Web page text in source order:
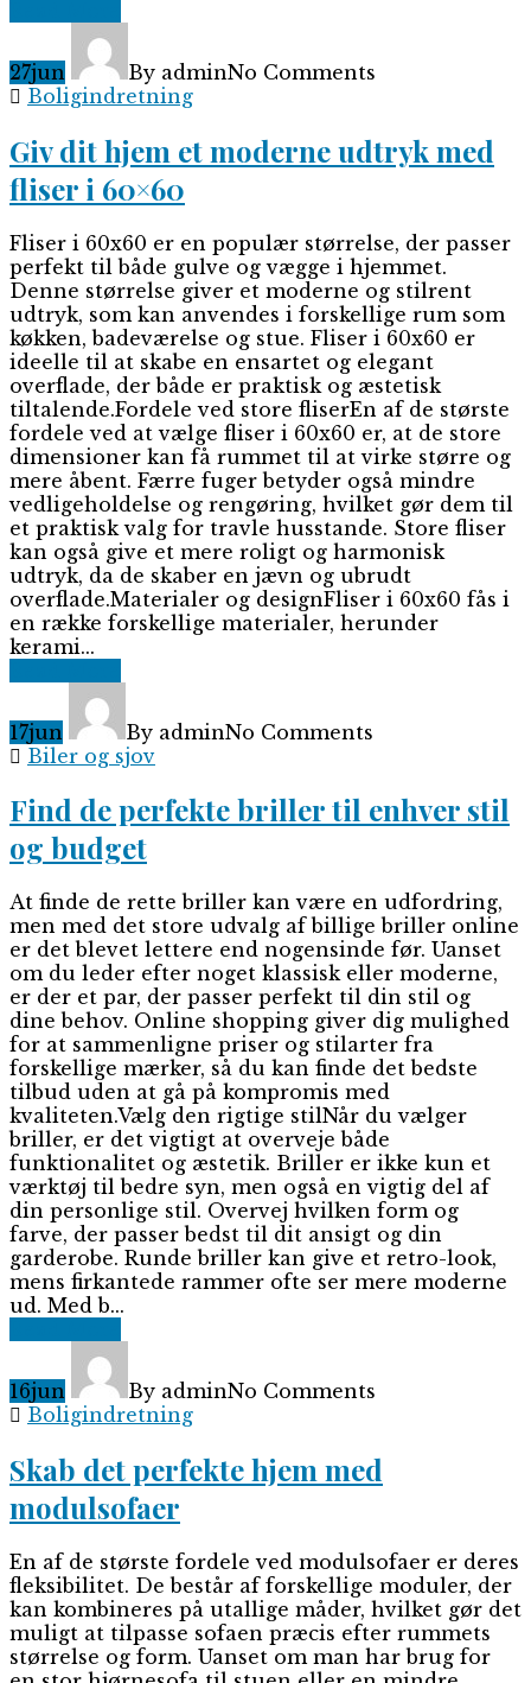
27jun By adminNo Comments
Boligindretning
Giv dit hjem et moderne udtryk med
fliser i 60×60
Fliser i 60x60 er en populær størrelse, der passer
perfekt til både gulve og vægge i hjemmet.
Denne størrelse giver et moderne og stilrent
udtryk, som kan anvendes i forskellige rum som
køkken, badeværelse og stue. Fliser i 60x60 er
ideelle til at skabe en ensartet og elegant
overflade, der både er praktisk og æstetisk
tiltalende.Fordele ved store fliserEn af de største
fordele ved at vælge fliser i 60x60 er, at de store
dimensioner kan få rummet til at virke større og
mere åbent. Færre fuger betyder også mindre
vedligeholdelse og rengøring, hvilket gør dem til
et praktisk valg for travle husstande. Store fliser
kan også give et mere roligt og harmonisk
udtryk, da de skaber en jævn og ubrudt
overflade.Materialer og designFliser i 60x60 fås i
en række forskellige materialer, herunder
kerami...
17jun By adminNo Comments
Biler og sjov
Find de perfekte briller til enhver stil
og budget
At finde de rette briller kan være en udfordring,
men med det store udvalg af billige briller online
er det blevet lettere end nogensinde før. Uanset
om du leder efter noget klassisk eller moderne,
er der et par, der passer perfekt til din stil og
dine behov. Online shopping giver dig mulighed
for at sammenligne priser og stilarter fra
forskellige mærker, så du kan finde det bedste
tilbud uden at gå på kompromis med
kvaliteten.Vælg den rigtige stilNår du vælger
briller, er det vigtigt at overveje både
funktionalitet og æstetik. Briller er ikke kun et
værktøj til bedre syn, men også en vigtig del af
din personlige stil. Overvej hvilken form og
farve, der passer bedst til dit ansigt og din
garderobe. Runde briller kan give et retro-look,
mens firkantede rammer ofte ser mere moderne
ud. Med b...
16jun By adminNo Comments
Boligindretning
Skab det perfekte hjem med
modulsofaer
En af de største fordele ved modulsofaer er deres
fleksibilitet. De består af forskellige moduler, der
kan kombineres på utallige måder, hvilket gør det
muligt at tilpasse sofaen præcis efter rummets
størrelse og form. Uanset om man har brug for